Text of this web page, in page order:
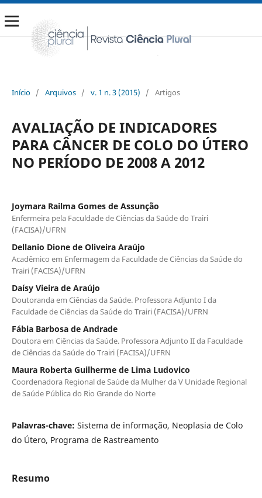
Início / Arquivos / v. 1 n. 3 (2015) / Artigos
AVALIAÇÃO DE INDICADORES
PARA CÂNCER DE COLO DO ÚTERO
NO PERÍODO DE 2008 A 2012
Joymara Railma Gomes de Assunção
Enfermeira pela Faculdade de Ciências da Saúde do Trairi
(FACISA)/UFRN
Dellanio Dione de Oliveira Araújo
Acadêmico em Enfermagem da Faculdade de Ciências da Saúde do
Trairi (FACISA)/UFRN
Daísy Vieira de Araújo
Doutoranda em Ciências da Saúde. Professora Adjunto I da
Faculdade de Ciências da Saúde do Trairi (FACISA)/UFRN
Fábia Barbosa de Andrade
Doutora em Ciências da Saúde. Professora Adjunto II da Faculdade
de Ciências da Saúde do Trairi (FACISA)/UFRN
Maura Roberta Guilherme de Lima Ludovico
Coordenadora Regional de Saúde da Mulher da V Unidade Regional
de Saúde Pública do Rio Grande do Norte
Palavras-chave: Sistema de informação, Neoplasia de Colo
do Útero, Programa de Rastreamento
Resumo